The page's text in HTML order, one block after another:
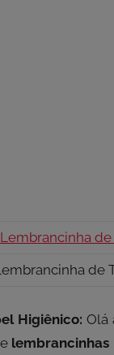
de
Higiênico: Olá
lembrancinhas